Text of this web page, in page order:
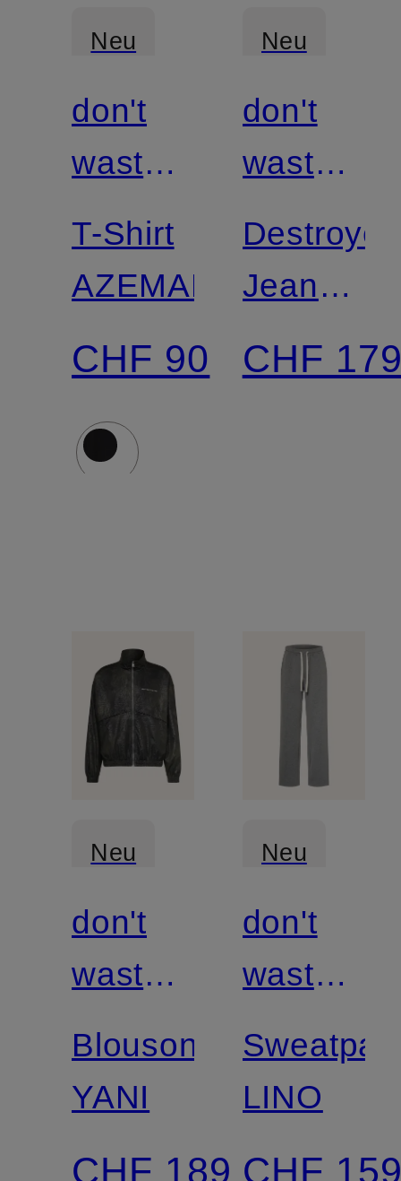
Neu
don't
waste
culture
T-Shirt
AZEMARI
CHF 90
Neu
don't
waste
culture
Destroyed
Jeans
RAFI
Regular
CHF
Neu
don't
waste
culture
Blouson
YANI
CHF 189
Neu
don't
waste
culture
LINO
CHF